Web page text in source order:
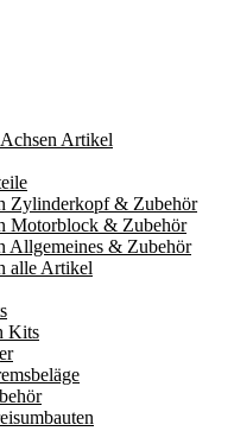
Artikel
Zylinderkopf & Zubehör
Motorblock & Zubehör
Allgemeines & Zubehör
alle Artikel
Kits